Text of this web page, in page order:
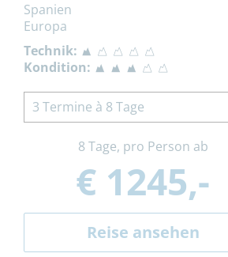
Spanien
Europa
Technik:
Kondition:
3 Termine à 8 Tage
8 Tage, pro Person ab
€ 1245,-
Reise ansehen